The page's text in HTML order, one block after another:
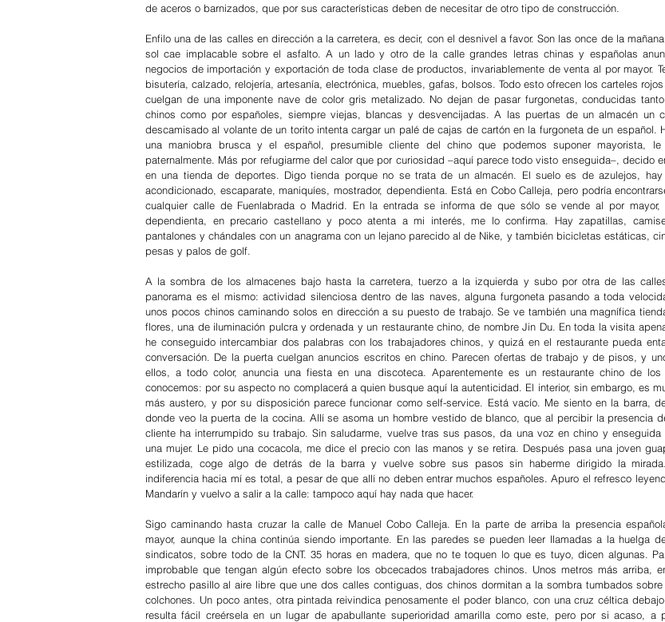
de aceros o barnizados, que por sus características deben de necesitar de otro tipo de construcción.
Enfilo una de las calles en dirección a la carretera, es decir, con el desnivel a favor. Son las once de la
sol cae implacable sobre el asfalto. A un lado y otro de la calle grandes letras chinas y españolas
negocios de importación y exportación de toda clase de productos, invariablemente de venta al por mayor.
bisutería, calzado, relojería, artesanía, electrónica, muebles, gafas, bolsos. Todo esto ofrecen los carteles
cuelgan de una imponente nave de color gris metalizado. No dejan de pasar furgonetas, conducidas
chinos como por españoles, siempre viejas, blancas y desvencijadas. A las puertas de un almacén un
descamisado al volante de un torito intenta cargar un palé de cajas de cartón en la furgoneta de un español.
una maniobra brusca y el español, presumible cliente del chino que podemos suponer mayorista, le
paternalmente. Más por refugiarme del calor que por curiosidad –aquí parece todo visto enseguida–, decido
en una tienda de deportes. Digo tienda porque no se trata de un almacén. El suelo es de azulejos, hay
acondicionado, escaparate, maniquíes, mostrador, dependienta. Está en Cobo Calleja, pero podría
cualquier calle de Fuenlabrada o Madrid. En la entrada se informa de que sólo se vende al por
dependienta, en precario castellano y poco atenta a mi interés, me lo confirma. Hay zapatillas,
pantalones y chándales con un anagrama con un lejano parecido al de Nike, y también bicicletas estáticas,
pesas y palos de golf.
A la sombra de los almacenes bajo hasta la carretera, tuerzo a la izquierda y subo por otra de las
panorama es el mismo: actividad silenciosa dentro de las naves, alguna furgoneta pasando a toda
unos pocos chinos caminando solos en dirección a su puesto de trabajo. Se ve también una magnífica
flores, una de iluminación pulcra y ordenada y un restaurante chino, de nombre Jin Du. En toda la visita
he conseguido intercambiar dos palabras con los trabajadores chinos, y quizá en el restaurante pueda
conversación. De la puerta cuelgan anuncios escritos en chino. Parecen ofertas de trabajo y de pisos, y
ellos, a todo color, anuncia una fiesta en una discoteca. Aparentemente es un restaurante chino de los
conocemos: por su aspecto no complacerá a quien busque aquí la autenticidad. El interior, sin embargo, es
más austero, y por su disposición parece funcionar como self-service. Está vacío. Me siento en la barra,
donde veo la puerta de la cocina. Allí se asoma un hombre vestido de blanco, que al percibir la presencia
cliente ha interrumpido su trabajo. Sin saludarme, vuelve tras sus pasos, da una voz en chino y enseguida
una mujer. Le pido una cocacola, me dice el precio con las manos y se retira. Después pasa una joven
estilizada, coge algo de detrás de la barra y vuelve sobre sus pasos sin haberme dirigido la
indiferencia hacia mí es total, a pesar de que allí no deben entrar muchos españoles. Apuro el refresco
Mandarín y vuelvo a salir a la calle: tampoco aquí hay nada que hacer.
Sigo caminando hasta cruzar la calle de Manuel Cobo Calleja. En la parte de arriba la presencia
mayor, aunque la china continúa siendo importante. En las paredes se pueden leer llamadas a la huelga
sindicatos, sobre todo de la CNT. 35 horas en madera, que no te toquen lo que es tuyo, dicen algunas.
improbable que tengan algún efecto sobre los obcecados trabajadores chinos. Unos metros más arriba,
estrecho pasillo al aire libre que une dos calles contiguas, dos chinos dormitan a la sombra tumbados
colchones. Un poco antes, otra pintada reivindica penosamente el poder blanco, con una cruz céltica
resulta fácil creérsela en un lugar de apabullante superioridad amarilla como este, pero por si acaso, a